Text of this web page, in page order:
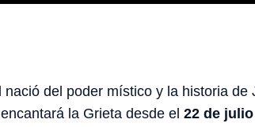
del poder místico y la historia
la Grieta desde el 22 de